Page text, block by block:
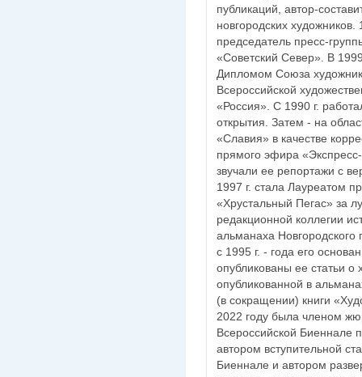
публикаций, автор-
новгородских художников.
председатель пресс-
«Советский Север». В
Дипломом Союза
Всероссийской
«Россия». С 1990 г.
открытия. Затем - на
«Славия» в качестве
прямого эфира
звучали ее репортажи с
1997 г. стала Лауреатом
«Хрустальный Пегас» за
редакционной коллегии
альманаха Новгородского
с 1995 г. - года его
опубликованы ее статьи о
опубликованной в
(в сокращении) книги
2022 году была членом
Всероссийской Биеннале
автором вступительной
Биеннале и автором